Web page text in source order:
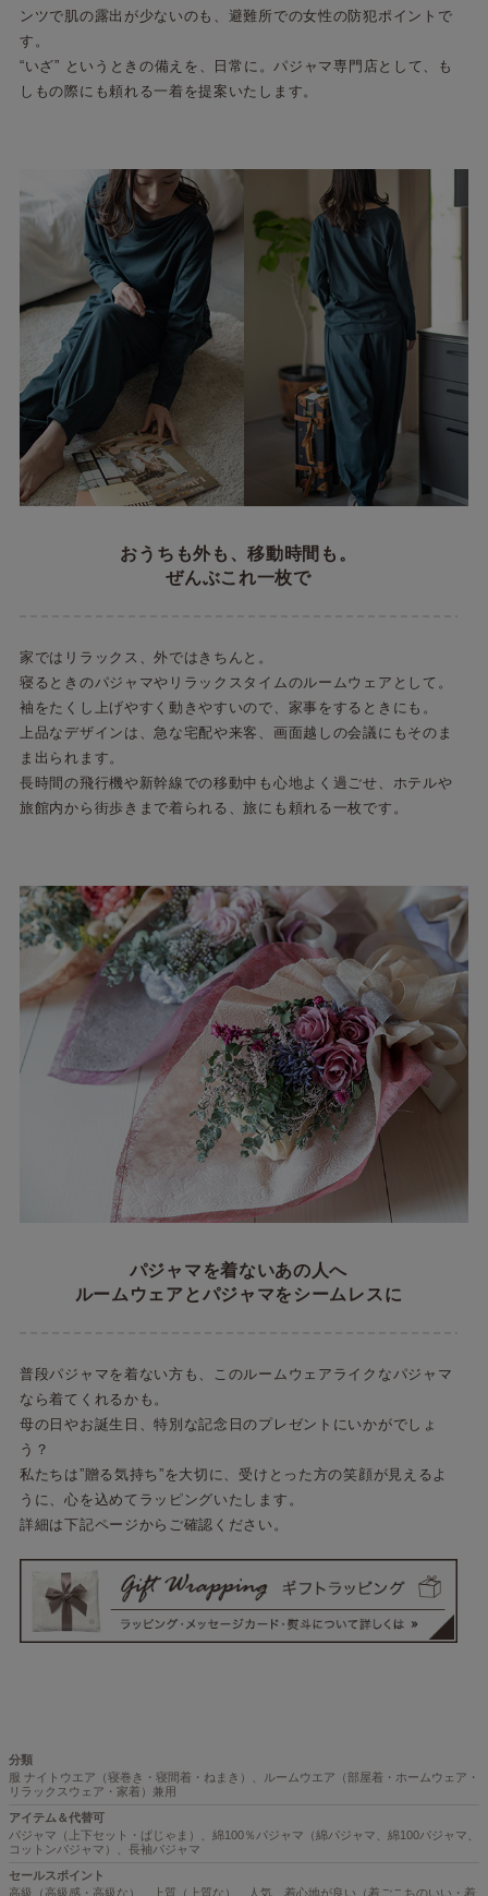
ンツで肌の露出が少ないのも、避難所での女性の防犯ポイントで
す。
“いざ” というときの備えを、日常に。パジャマ専門店として、も
しもの際にも頼れる一着を提案いたします。
おうちも外も、移動時間も。
ぜんぶこれ一枚で
家ではリラックス、外ではきちんと。
寝るときのパジャマやリラックスタイムのルームウェアとして。
袖をたくし上げやすく動きやすいので、家事をするときにも。
上品なデザインは、急な宅配や来客、画面越しの会議にもそのま
ま出られます。
長時間の飛行機や新幹線での移動中も心地よく過ごせ、ホテルや
旅館内から街歩きまで着られる、旅にも頼れる一枚です。
パジャマを着ないあの人へ
ルームウェアとパジャマをシームレスに
普段パジャマを着ない方も、このルームウェアライクなパジャマ
なら着てくれるかも。
母の日やお誕生日、特別な記念日のプレゼントにいかがでしょ
う？
私たちは”贈る気持ち”を大切に、受けとった方の笑顔が見えるよ
うに、心を込めてラッピングいたします。
詳細は下記ページからご確認ください。
分類
服 ナイトウエア（寝巻き・寝間着・ねまき）、ルームウエア（部屋着・ホームウェア・
リラックスウェア・家着）兼用
アイテム＆代替可
パジャマ（上下セット・ぱじゃま）、綿100％パジャマ（綿パジャマ、綿100パジャマ、
コットンパジャマ）、長袖パジャマ
セールスポイント
高級（高級感・高級な）、上質（上質な）、人気、着心地が良い（着ごこちのいい・着